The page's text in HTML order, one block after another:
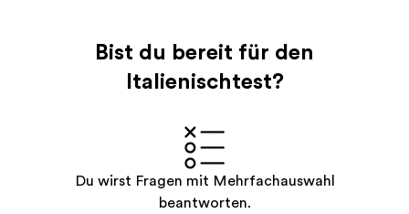
Bist du bereit für den
Italienischtest?
Du wirst Fragen mit Mehrfachauswahl
beantworten.